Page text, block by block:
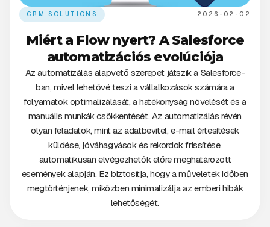
CRM SOLUTIONS 2026-02-02
Miért a Flow nyert? A Salesforce
automatizációs evolúciója
Az automatizálás alapvető szerepet játszik a Salesforce-
ban, mivel lehetővé teszi a vállalkozások számára a
folyamatok optimalizálását, a hatékonyság növelését és a
manuális munkák csökkentését. Az automatizálás révén
olyan feladatok, mint az adatbevitel, e-mail értesítések
küldése, jóváhagyások és rekordok frissítése,
automatikusan elvégezhetők előre meghatározott
események alapján. Ez biztosítja, hogy a műveletek időben
megtörténjenek, miközben minimalizálja az emberi hibák
lehetőségét.